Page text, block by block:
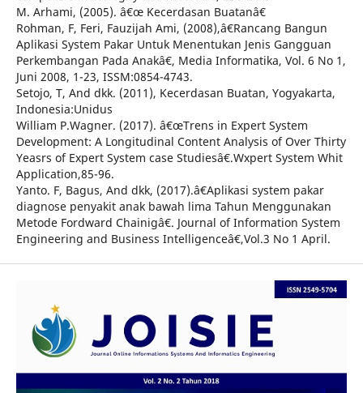
M. Arhami, (2005). â€œ Kecerdasan Buatanâ€
Rohman, F, Feri, Fauzijah Ami, (2008),â€Rancang Bangun
Aplikasi System Pakar Untuk Menentukan Jenis Gangguan
Perkembangan Pada Anakâ€, Media Informatika, Vol. 6 No 1,
Juni 2008, 1-23, ISSM:0854-4743.
Setojo, T, And dkk. (2011), Kecerdasan Buatan, Yogyakarta,
Indonesia:Unidus
William P.Wagner. (2017). â€œTrens in Expert System
Development: A Longitudinal Content Analysis of Over Thirty
Yeasrs of Expert System case Studiesâ€.Wxpert System Whit
Application,85-96.
Yanto. F, Bagus, And dkk, (2017).â€Aplikasi system pakar
diagnose penyakit anak bawah lima Tahun Menggunakan
Metode Fordward Chainigâ€. Journal of Information System
Engineering and Business Intelligenceâ€,Vol.3 No 1 April.